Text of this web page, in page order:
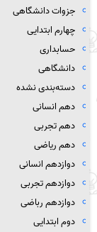
جزوات دانشگاهی
چهارم ابتدایی
حسابداری
دانشگاهی
دسته‌بندی نشده
دهم انسانی
دهم تجربی
دهم ریاضی
دوازدهم انسانی
دوازدهم تجربی
دوازدهم رباضی
دوم ابتدایی